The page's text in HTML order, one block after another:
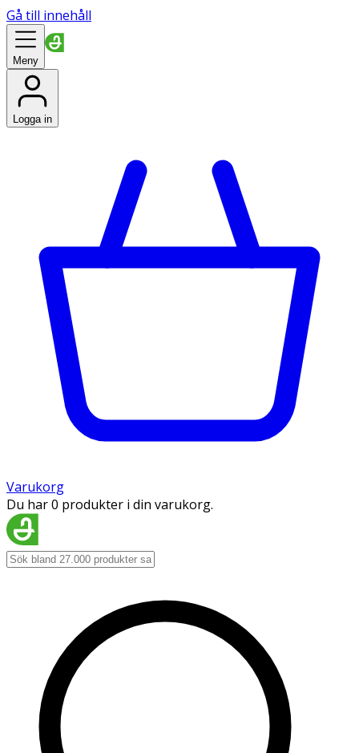
Gå till innehåll
Meny
Logga in
Varukorg
Du har 0 produkter i din varukorg.